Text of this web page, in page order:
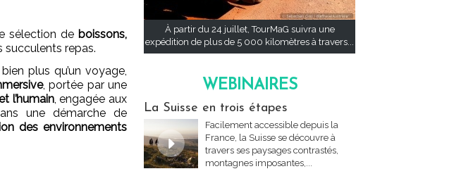
sélection de boissons,
repas.
plus qu’un voyage,
, portée par une
l’humain, engagée aux
une démarche de
des environnements
À partir du 24 juillet, TourMaG suivra une
expédition de plus de 5 000 kilomètres à travers...
WEBINAIRES
La Suisse en trois étapes
Facilement accessible depuis la
France, la Suisse se découvre à
travers ses paysages contrastés,
montagnes imposantes,...